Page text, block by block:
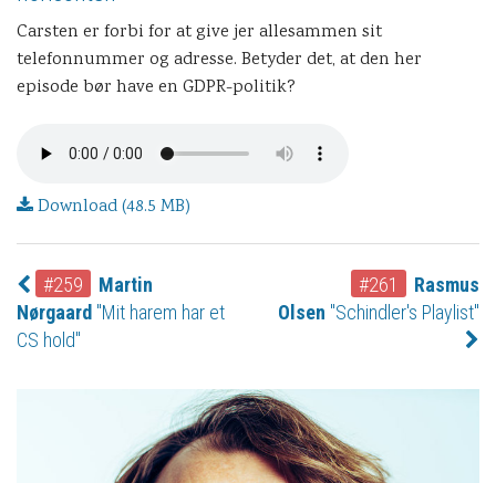
Carsten er forbi for at give jer allesammen sit
telefonnummer og adresse. Betyder det, at den her
episode bør have en GDPR-politik?
Download (48.5 MB)
#259
Martin
Nørgaard "Mit harem har et
CS hold"
#261
Rasmus
Olsen "Schindler's Playlist"